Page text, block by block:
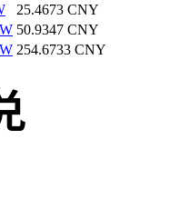
25.4673 CNY
50.9347 CNY
254.6733 CNY